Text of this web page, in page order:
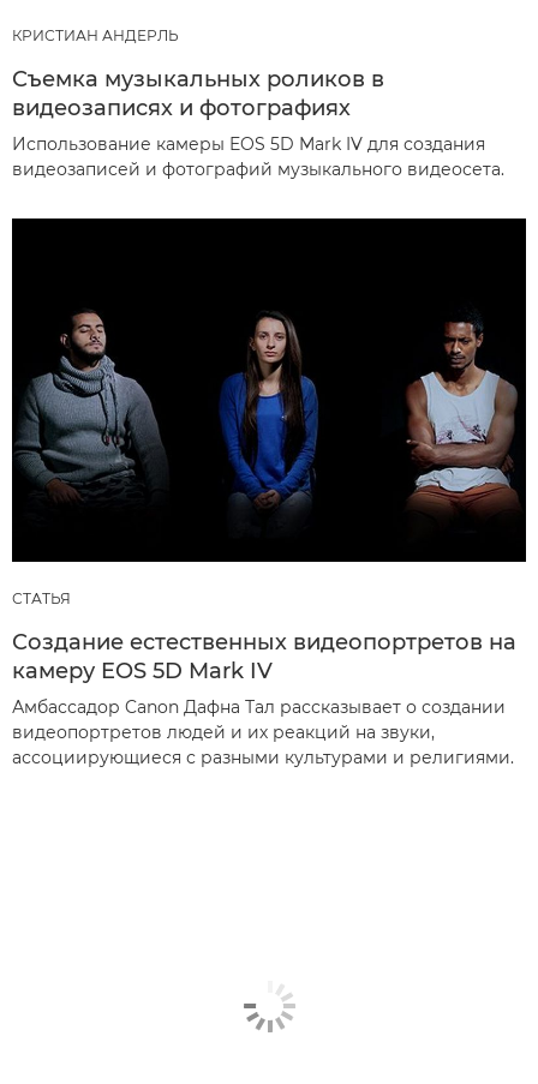
КРИСТИАН АНДЕРЛЬ
Съемка музыкальных роликов в
видеозаписях и фотографиях
Использование камеры EOS 5D Mark IV для создания
видеозаписей и фотографий музыкального видеосета.
СТАТЬЯ
Создание естественных видеопортретов на
камеру EOS 5D Mark IV
Амбассадор Canon Дафна Тал рассказывает о создании
видеопортретов людей и их реакций на звуки,
ассоциирующиеся с разными культурами и религиями.